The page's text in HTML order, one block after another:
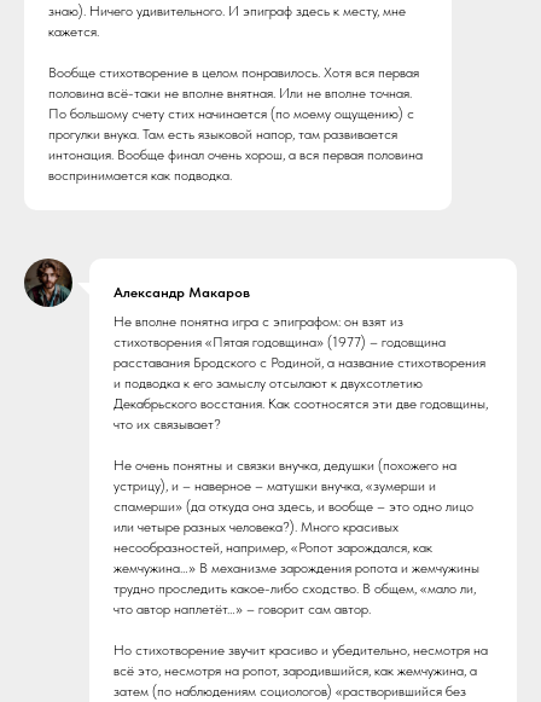
знаю). Ничего удивительного. И эпиграф здесь к месту, мне
кажется.
Вообще стихотворение в целом понравилось. Хотя вся первая
половина всё-таки не вполне внятная. Или не вполне точная.
По большому счету стих начинается (по моему ощущению) с
прогулки внука. Там есть языковой напор, там развивается
интонация. Вообще финал очень хорош, а вся первая половина
воспринимается как подводка.
Александр Макаров
Не вполне понятна игра с эпиграфом: он взят из
стихотворения «Пятая годовщина» (1977) – годовщина
расставания Бродского с Родиной, а название стихотворения
и подводка к его замыслу отсылают к двухсотлетию
Декабрьского восстания. Как соотносятся эти две годовщины,
что их связывает?
Не очень понятны и связки внучка, дедушки (похожего на
устрицу), и – наверное – матушки внучка, «зумерши и
спамерши» (да откуда она здесь, и вообще – это одно лицо
или четыре разных человека?). Много красивых
несообразностей, например, «Ропот зарождался, как
жемчужина…» В механизме зарождения ропота и жемчужины
трудно проследить какое-либо сходство. В общем, «мало ли,
что автор наплетёт…» – говорит сам автор.
Но стихотворение звучит красиво и убедительно, несмотря на
всё это, несмотря на ропот, зародившийся, как жемчужина, а
затем (по наблюдениям социологов) «растворившийся без